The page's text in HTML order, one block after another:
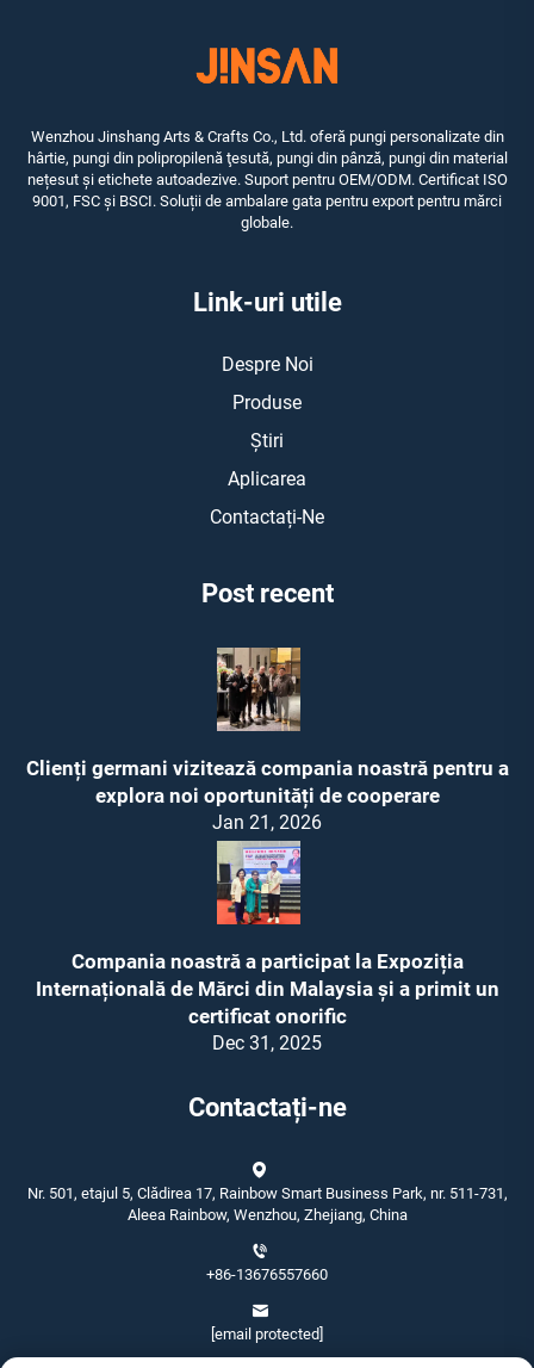
Wenzhou Jinshang Arts & Crafts Co., Ltd. oferă pungi personalizate din
hârtie, pungi din polipropilenă ţesută, pungi din pânză, pungi din material
nețesut și etichete autoadezive. Suport pentru OEM/ODM. Certificat ISO
9001, FSC și BSCI. Soluții de ambalare gata pentru export pentru mărci
globale.
Link-uri utile
Despre Noi
Produse
Știri
Aplicarea
Contactați-Ne
Post recent
Clienți germani vizitează compania noastră pentru a
explora noi oportunități de cooperare
Jan 21, 2026
Compania noastră a participat la Expoziția
Internațională de Mărci din Malaysia și a primit un
certificat onorific
Dec 31, 2025
Contactați-ne
Nr. 501, etajul 5, Clădirea 17, Rainbow Smart Business Park, nr. 511-731,
Aleea Rainbow, Wenzhou, Zhejiang, China
+86-13676557660
[email protected]